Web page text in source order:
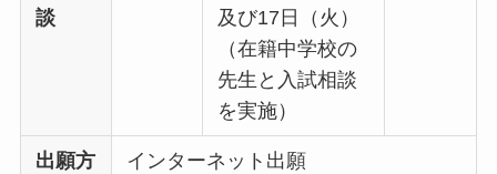
談
及び17日（火）
（在籍中学校の
先生と入試相談
を実施）
出願方
インターネット出願